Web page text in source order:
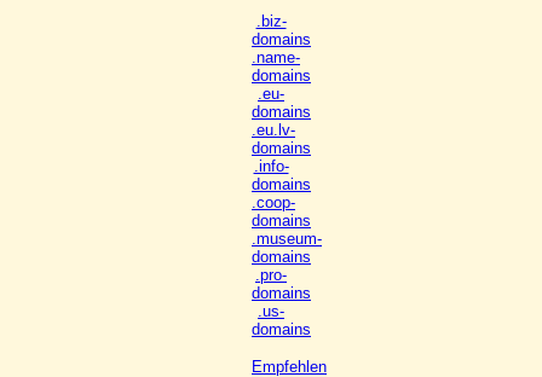
.biz-
domains
.name-
domains
.eu-
domains
.eu.lv-
domains
.info-
domains
.coop-
domains
.museum-
domains
.pro-
domains
.us-
domains
Empfehlen